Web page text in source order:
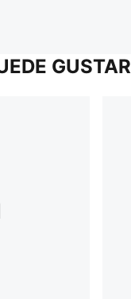
GUSTAR